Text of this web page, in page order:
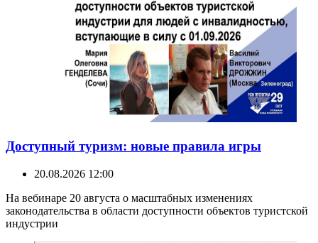
Доступный туризм: новые правила игры
20.08.2026 12:00
На вебинаре 20 августа о масштабных изменениях
законодательства в области доступности объектов туристской
индустрии